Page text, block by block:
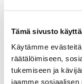
Tämä sivusto
Käytämme
räätälöimiseen,
tukemiseen ja
jaamme
Lisätiedot